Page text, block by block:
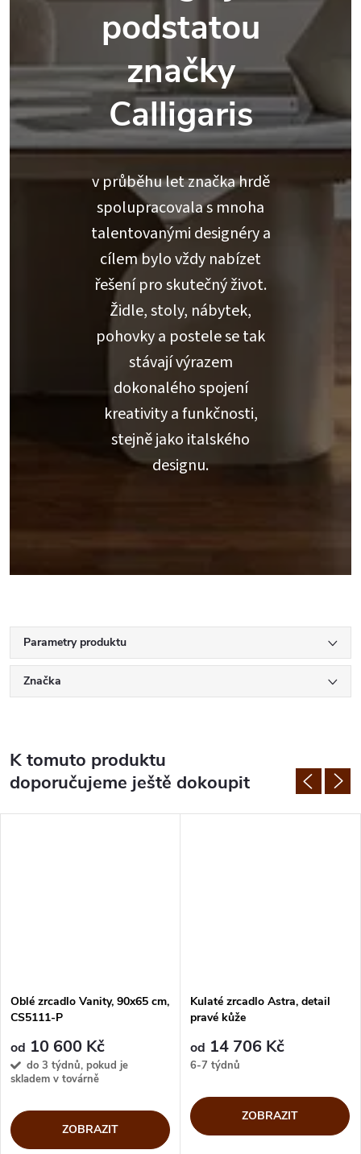
podstatou
značky
Calligaris
v průběhu let značka hrdě
spolupracovala s mnoha
talentovanými designéry a
cílem bylo vždy nabízet
řešení pro skutečný život.
Židle, stoly, nábytek,
pohovky a postele se tak
stávají výrazem
dokonalého spojení
kreativity a funkčnosti,
stejně jako italského
designu.
Parametry produktu
Značka
K tomuto produktu
doporučujeme ještě dokoupit
Oblé zrcadlo Vanity, 90x65 cm,
CS5111-P
od 10 600 Kč
do 3 týdnů, pokud je
skladem v továrně
ZOBRAZIT
Kulaté zrcadlo Astra, detail
pravé kůže
od 14 706 Kč
6-7 týdnů
ZOBRAZIT